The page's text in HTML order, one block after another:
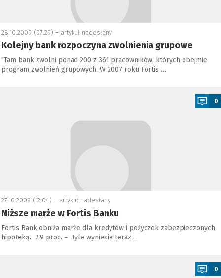
28.10.2009 (07:29) – artykuł nadesłany
Kolejny bank rozpoczyna zwolnienia grupowe
"Tam bank zwolni ponad 200 z 361 pracowników, których obejmie
program zwolnień grupowych. W 2007 roku Fortis …
0
27.10.2009 (12:04) – artykuł nadesłany
Niższe marże w Fortis Banku
Fortis Bank obniża marże dla kredytów i pożyczek zabezpieczonych
hipoteką. 2,9 proc. – tyle wyniesie teraz …
0